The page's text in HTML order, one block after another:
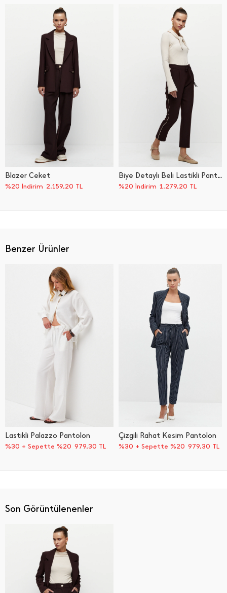
Benzer Ürünler
Lastikli Palazzo Pantolon
%30 + Sepette %20 979,30 TL
Çizgili Rahat Kesim Pantolon
%30 + Sepette %20 979,30 TL
Blazer Ceket
%20 İndirim 2.159,20 TL
Biye Detaylı Beli Lastikli Pantolon
%20 İndirim 1.279,20 TL
Son Görüntülenenler